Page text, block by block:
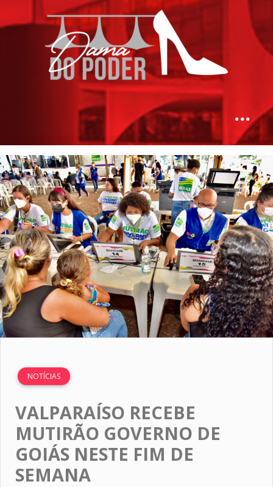
NOTÍCIAS
VALPARAÍSO RECEBE
MUTIRÃO GOVERNO DE
GOIÁS NESTE FIM DE
SEMANA